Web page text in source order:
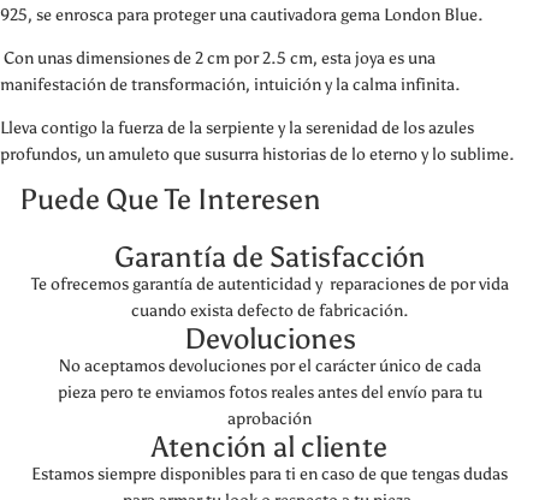
925, se enrosca para proteger una cautivadora gema London Blue.
Con unas dimensiones de 2 cm por 2.5 cm, esta joya es una
manifestación de transformación, intuición y la calma infinita.
Lleva contigo la fuerza de la serpiente y la serenidad de los azules
profundos, un amuleto que susurra historias de lo eterno y lo sublime.
Puede Que Te Interesen
Garantía de Satisfacción
Te ofrecemos garantía de autenticidad y reparaciones de por vida
cuando exista defecto de fabricación.
Devoluciones
No aceptamos devoluciones por el carácter único de cada
pieza pero te enviamos fotos reales antes del envío para tu
aprobación
Atención al cliente
Estamos siempre disponibles para ti en caso de que tengas dudas